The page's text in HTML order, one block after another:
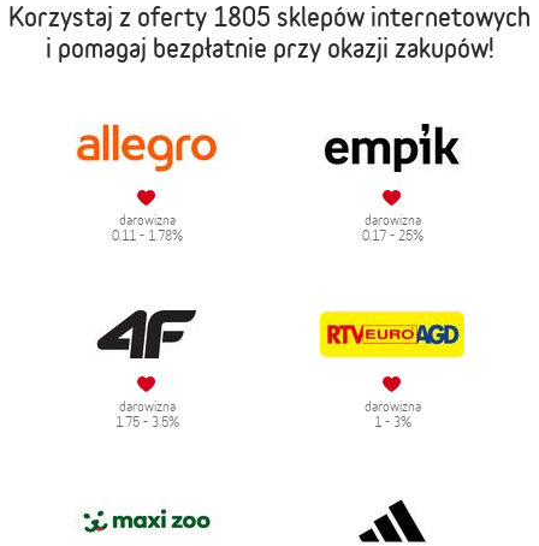
Korzystaj z oferty 1805 sklepów internetowych
i pomagaj bezpłatnie przy okazji zakupów!
darowizna
0.11 - 1.78%
darowizna
0.17 - 25%
darowizna
1.75 - 3.5%
darowizna
1 - 3%